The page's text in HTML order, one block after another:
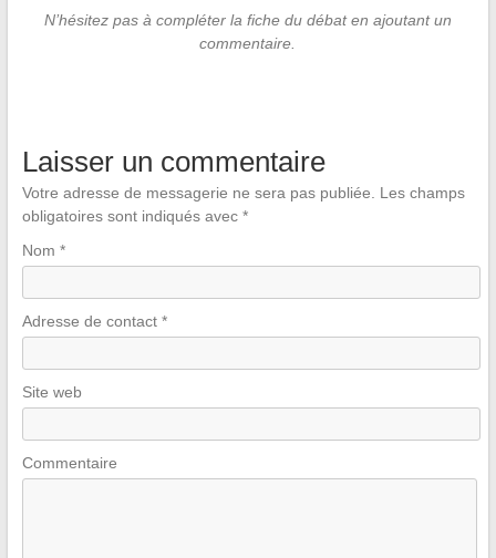
N’hésitez pas à compléter la fiche du débat en ajoutant un
commentaire.
Laisser un commentaire
Votre adresse de messagerie ne sera pas publiée.
Les champs
obligatoires sont indiqués avec *
Nom *
Adresse de contact *
Site web
Commentaire